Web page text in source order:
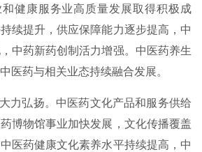
健康服务业高质量发展取得积极成
续提升，供应保障能力逐步提高，中
中药新药创制活力增强。中医药养生
医药与相关业态持续融合发展。
弘扬。中医药文化产品和服务供给
博物馆事业加快发展，文化传播覆盖
医药健康文化素养水平持续提高，中